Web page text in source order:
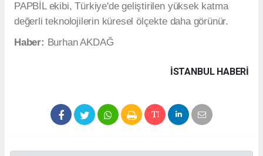
PAPBİL ekibi, Türkiye'de geliştirilen yüksek katma
değerli teknolojilerin küresel ölçekte daha görünür.
Haber: Burhan AKDAĞ
İSTANBUL HABERİ